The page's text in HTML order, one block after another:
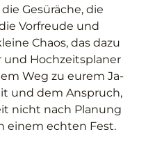
Gesüräche, die
Vorfreude und
Chaos, das dazu
und Hochzeitsplaner
Weg zu eurem Ja-
und dem Anspruch,
nicht nach Planung
einem echten Fest.